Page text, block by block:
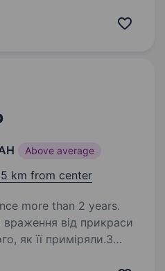
ми шукаємо
Above average
km from center
more than 2 years.
від прикраси
як її приміряли.З